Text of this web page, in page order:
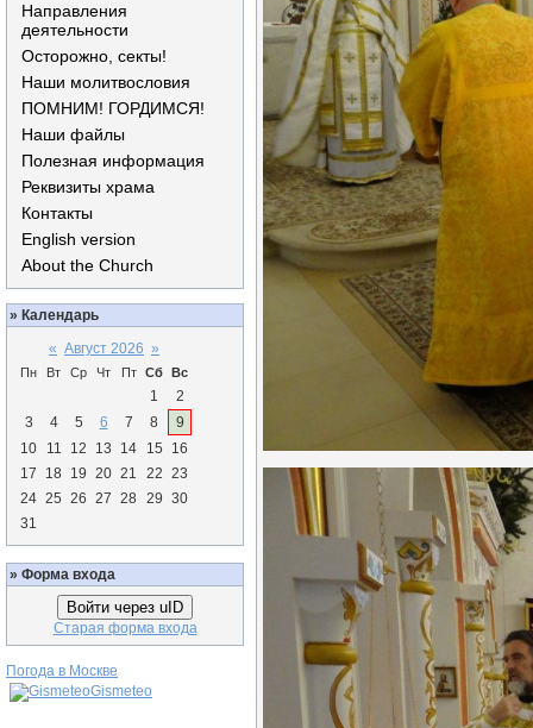
Направления
деятельности
Осторожно, секты!
Наши молитвословия
ПОМНИМ! ГОРДИМСЯ!
Наши файлы
Полезная информация
Реквизиты храма
Контакты
English version
About the Church
» Календарь
« Август 2026 »
Пн Вт Ср Чт Пт Сб Вс
1
2
3
4 5 6 7 8
9
10
11 12 13 14 15
16
17
18 19 20 21 22 23
24 25 26 27 28 29 30
31
» Форма входа
Войти через uID
Старая форма входа
Погода в Москве
Gismeteo